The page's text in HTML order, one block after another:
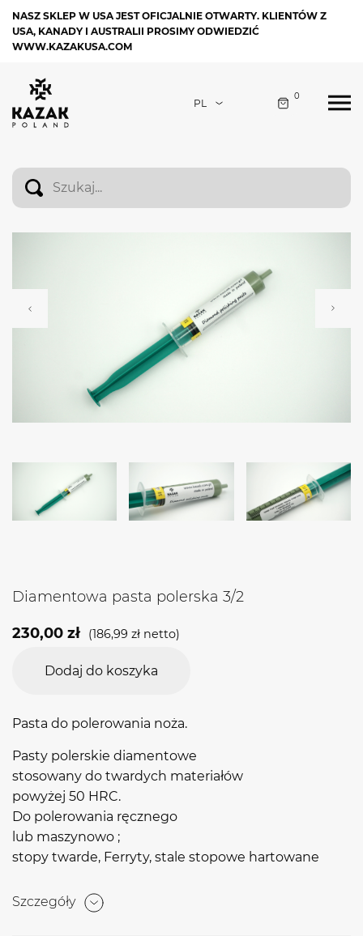
NASZ SKLEP W USA JEST OFICJALNIE OTWARTY. KLIENTÓW Z
USA, KANADY I AUSTRALII PROSIMY ODWIEDZIĆ
WWW.KAZAKUSA.COM
0
Diamentowa pasta polerska 3/2
230,00 zł (186,99 zł netto)
Dodaj do koszyka
Pasta do polerowania noża.
Pasty polerskie diamentowe
stosowany do twardych materiałów
powyżej 50 HRC.
Do polerowania ręcznego
lub maszynowo ;
stopy twarde, Ferryty, stale stopowe hartowane
Szczegóły